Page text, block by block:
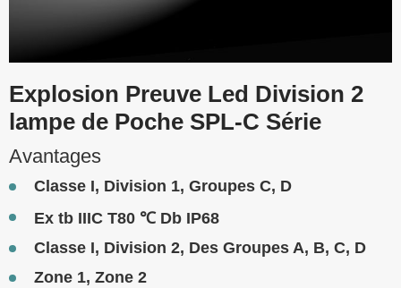
Explosion Preuve Led Division 2
lampe de Poche SPL-C Série
Avantages
Classe I, Division 1, Groupes C, D
Ex tb IIIC T80 ℃ Db IP68
Classe I, Division 2, Des Groupes A, B, C, D
Zone 1, Zone 2